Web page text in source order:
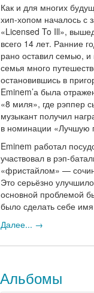
Как и для многих
хип-хопом началось с
«Licensed To Ill»,
всего 14 лет. Ранние
рано оставил семью,
семья много
остановившись в
Eminem’а была
«8 миля», где рэппер
музыкант получил
в номинации «Лучшую
Eminem работал
участвовал в рэп-
«фристайлом» —
Это серьёзно
основной проблемой
было сделать себе
Далее... →
Альбомы